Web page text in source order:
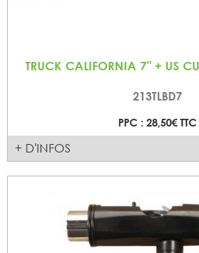
TRUCK CALIFORNIA 7" + US
213TLBD7
PPC : 28,50€ TTC
+ D'INFOS